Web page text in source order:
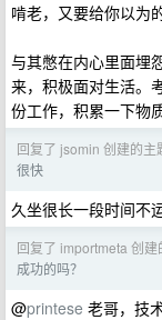
啃老，又要给你以为
与其憋在内心里面埋
来，积极面对生活。
份工作，积累一下物
回复了 jsomin 创建的主
很快
久坐很长一段时间不
回复了 importmeta 创建
成功的吗？
@printese 老哥，技